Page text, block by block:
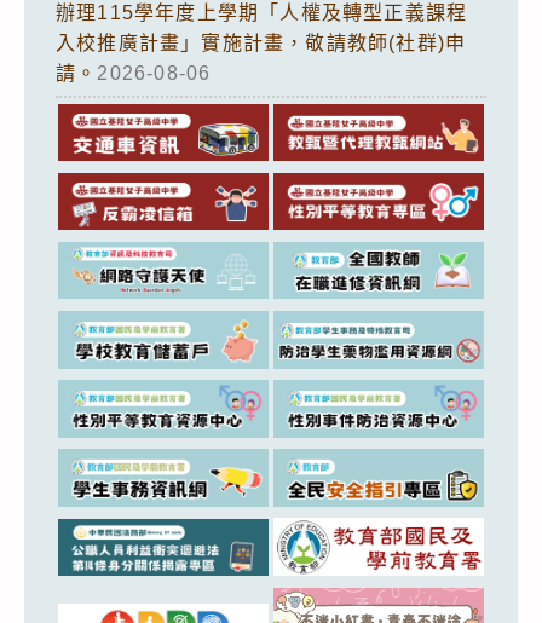
辦理115學年度上學期「人權及轉型正義課程
入校推廣計畫」實施計畫，敬請教師(社群)申
請。 2026-08-06